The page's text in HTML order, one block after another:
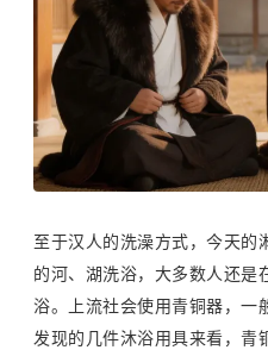
至于汉人的洗澡方式，今天的
的河、湖洗浴，大多数人还是
浴。上流社会使用青铜器，一
发现的几件沐浴用具来看，青